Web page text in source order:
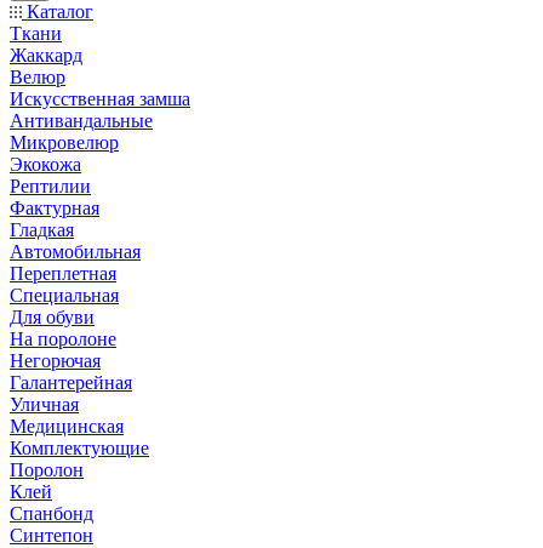
Каталог
Ткани
Жаккард
Велюр
Искусственная замша
Антивандальные
Микровелюр
Экокожа
Рептилии
Фактурная
Гладкая
Автомобильная
Переплетная
Специальная
Для обуви
На поролоне
Негорючая
Галантерейная
Уличная
Медицинская
Комплектующие
Поролон
Клей
Спанбонд
Синтепон